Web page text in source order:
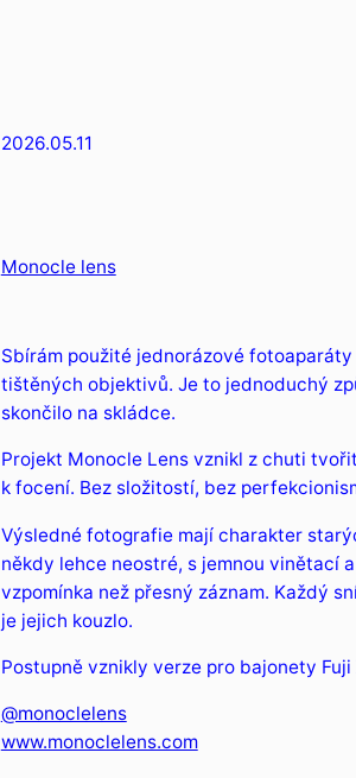
2026.05.11
Monocle lens
Sbírám použité jednorázové
tištěných objektivů. Je to jednoduchý
skončilo na skládce.
Projekt Monocle Lens vznikl z chuti
k focení. Bez složitostí, bez
Výsledné fotografie mají charakter
někdy lehce neostré, s jemnou vinětací
vzpomínka než přesný záznam. Každý
je jejich kouzlo.
Postupně vznikly verze pro bajonety Fuji
@monoclelens
www.monoclelens.com